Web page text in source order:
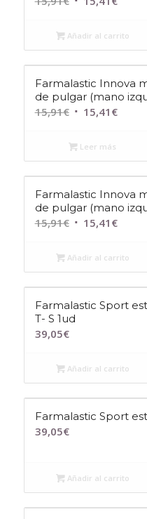
original
era:
15,91€.
actual
es:
Añadir al carrito
Farmalastic Innova
de pulgar (mano
15,91€ El
original
era:
15,91€.
15,41 €El
es:
Leer más
Farmalastic Innova
de pulgar (mano
15,91€ El
original
era:
15,91€.
15,41 €El
actual
es:
Añadir al carrito
Farmalastic Sport
T- S 1ud
39,05€
Añadir al carrito
Farmalastic Sport
39,05€
Añadir al carrito